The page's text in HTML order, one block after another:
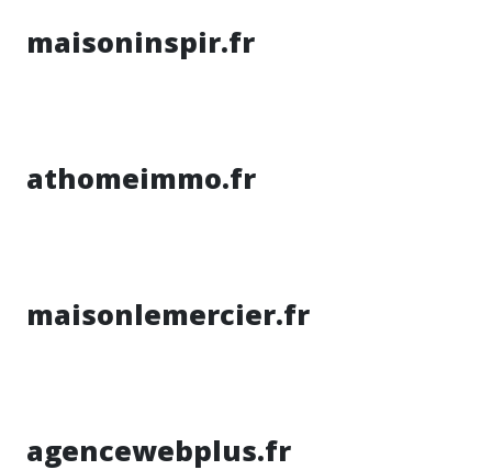
maisoninspir.fr
athomeimmo.fr
maisonlemercier.fr
agencewebplus.fr